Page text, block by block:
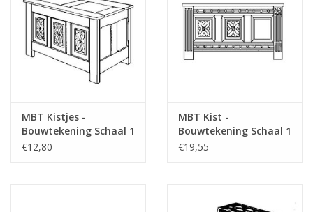
Opmerkingen
MBT Kistjes -
Bouwtekening Schaal 1
: N/A (45.24.005)
€12,80
MBT Kist -
Bouwtekening Schaal 1
: N/A (45.24.006)
€19,55